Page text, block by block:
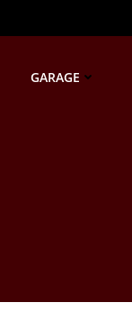
GARAGE